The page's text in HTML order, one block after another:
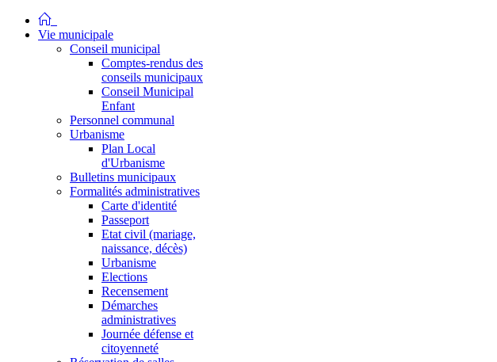
Vie municipale
Conseil municipal
Comptes-rendus des
conseils municipaux
Conseil Municipal
Enfant
Personnel communal
Urbanisme
Plan Local
d'Urbanisme
Bulletins municipaux
Formalités administratives
Carte d'identité
Passeport
Etat civil (mariage,
naissance, décès)
Urbanisme
Elections
Recensement
Démarches
administratives
Journée défense et
citoyenneté